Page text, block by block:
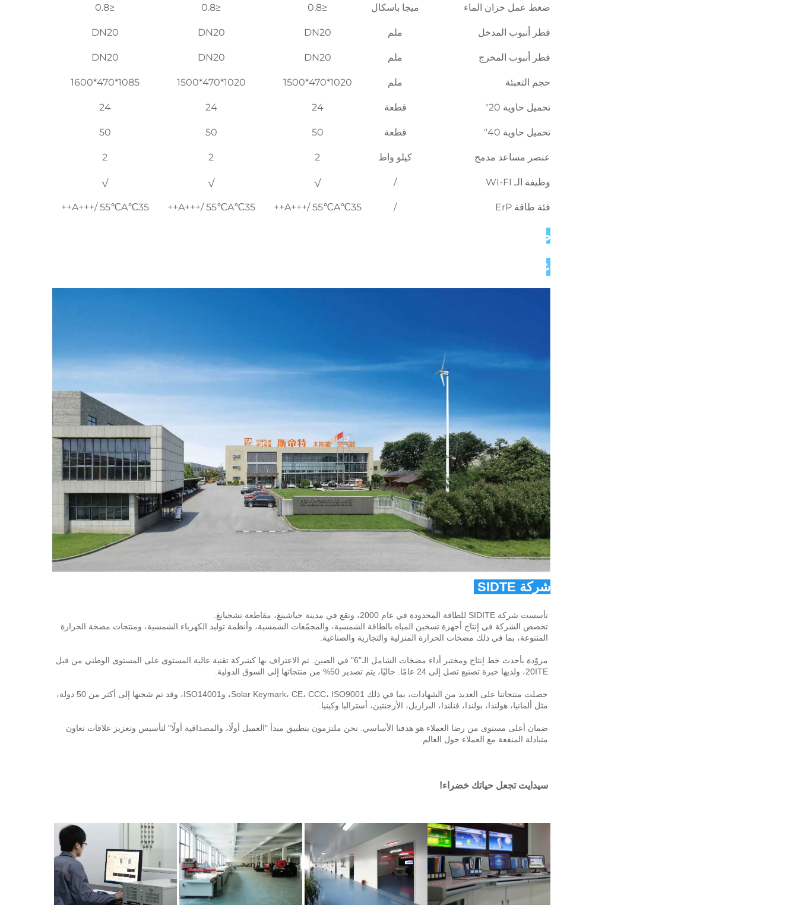
ضغط عمل خزان الماء ميجا باسكال ≤0.8
≤0.8
≤0.8
قطر أنبوب المدخل ملم DN20
DN20
DN20
قطر أنبوب المخرج ملم DN20
DN20
DN20
حجم التعبئة ملم 1020*470*1500
1020*470*1500
1085*470*1600
تحميل حاوية 20" قطعة 24
24
24
تحميل حاوية 40" قطعة 50
50
50
عنصر مساعد مدمج كيلو واط 2
2
2
وظيفة الـ WI-FI /
√
√
√
فئة طاقة ErP /
35℃A+++/ 55℃A++
35℃A+++/ 55℃A++
35℃A+++/ 55℃A++
صور تفصيلية
عن شركتنا
شركة SIDTE للطاقة المحدودة
تأسست شركة SIDITE للطاقة المحدودة في عام 2000، وتقع في مدينة جياشينغ، مقاطعة تشجيانغ.
المتنوعة، بما في ذلك مضخات الحرارة المنزلية والتجارية والصناعية.
20ITE، ولديها خبرة تصنيع تصل إلى 24 عامًا. حاليًا، يتم تصدير 50% من منتجاتها إلى السوق الدولية.
مثل ألمانيا، هولندا، بولندا، فنلندا، البرازيل، الأرجنتين، أستراليا وكينيا.
متبادلة المنفعة مع العملاء حول العالم.
سيدايت تجعل حياتك خضراء!